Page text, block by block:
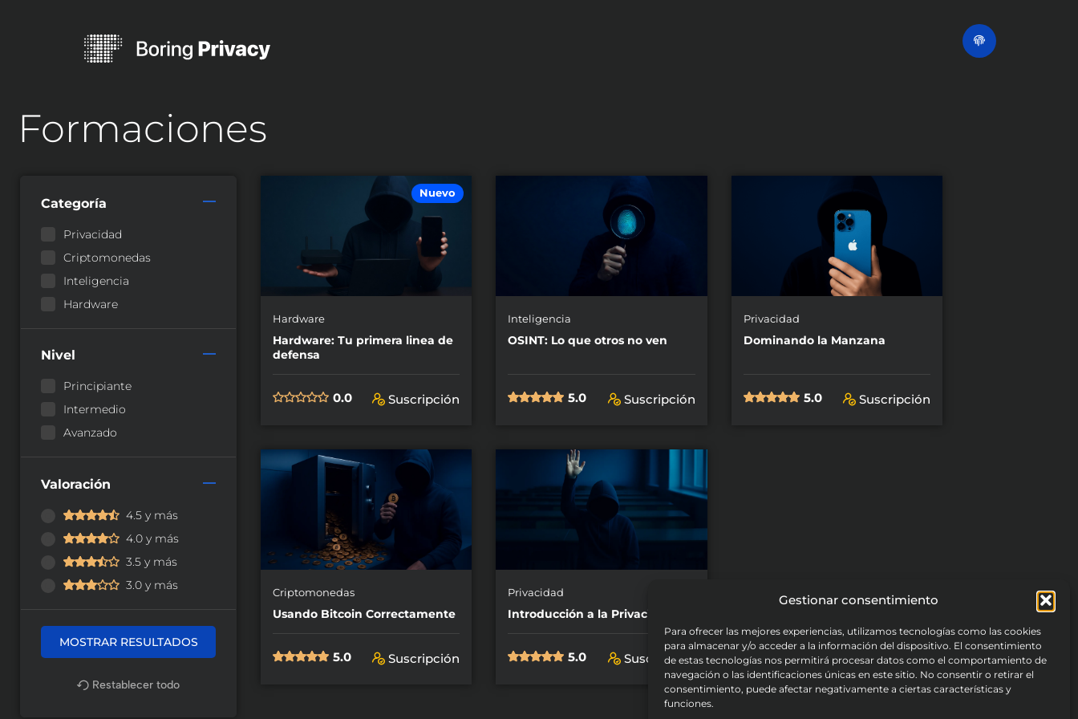
Gestionar consentimiento
Para ofrecer las mejores experiencias, utilizamos tecnologías como las cookies
para almacenar y/o acceder a la información del dispositivo. El consentimiento
de estas tecnologías nos permitirá procesar datos como el comportamiento de
navegación o las identificaciones únicas en este sitio. No consentir o retirar el
consentimiento, puede afectar negativamente a ciertas características y
funciones.
Formaciones
Categoría
Privacidad
Criptomonedas
Inteligencia
Hardware
Nivel
Principiante
Intermedio
Avanzado
Valoración
4.5 y más
4.0 y más
3.5 y más
3.0 y más
Restablecer todo
Nuevo
Hardware
Hardware: Tu primera linea de
defensa
0.0 Suscripción
Inteligencia
OSINT: Lo que otros no ven
5.0 Suscripción
Privacidad
Dominando la Manzana
5.0 Suscripción
Criptomonedas
Usando Bitcoin Correctamente
5.0 Suscripción
Privacidad
Introducción a la Privacidad
5.0 Suscripción